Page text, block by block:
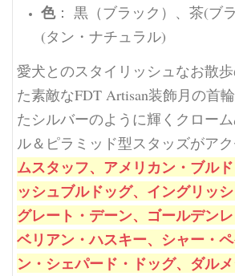
色： 黒（ブラック）、茶(ブ
(タン・ナチュラル)
愛犬とのスタイリッシュなお散
た素敵なFDT Artisan装飾月の首
たシルバーのように輝くクロー
ル＆ピラミッド型スタッズがアク
ムスタッフ、 アメリカン・ブルド
ッシュブルドッグ、 イングリッ
グレート・デーン、 ゴールデンレ
ベリアン・ハスキー、 シャー・ペ
ン・シェパード・ドッグ、 ダル